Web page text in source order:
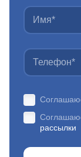
рассылки